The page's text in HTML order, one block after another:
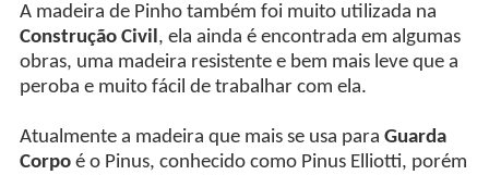
A madeira de Pinho também foi muito utilizada na
Construção Civil , ela ainda é encontrada em algumas
obras, uma madeira resistente e bem mais leve que a
peroba e muito fácil de trabalhar com ela.
Atualmente a madeira que mais se usa para Guarda
Corpoé o Pinus, conhecido como Pinus Elliotti, porém